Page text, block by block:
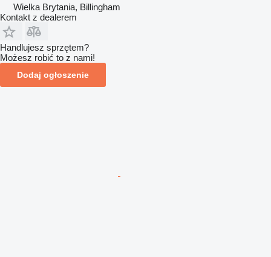
Wielka Brytania, Billingham
Kontakt z dealerem
Handlujesz sprzętem?
Możesz robić to z nami!
Dodaj ogłoszenie